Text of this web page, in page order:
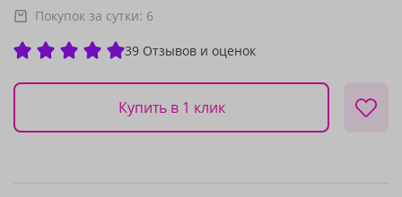
Покупок за сутки: 6
39 Отзывов и оценок
Купить в 1 клик